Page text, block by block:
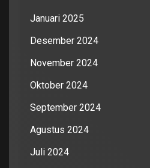
Januari 2025
Desember 2024
November 2024
Oktober 2024
September 2024
Agustus 2024
Juli 2024